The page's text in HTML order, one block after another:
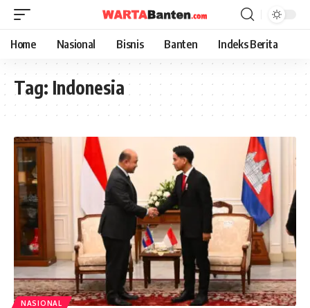
Home Nasional Bisnis Banten Indeks Berita
Tag: Indonesia
NASIONAL